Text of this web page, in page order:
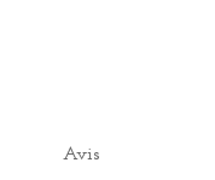
Avis